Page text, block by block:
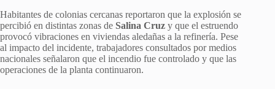
Habitantes de colonias cercanas reportaron que la explosión se
percibió en distintas zonas de Salina Cruz y que el estruendo
provocó vibraciones en viviendas aledañas a la refinería. Pese
al impacto del incidente, trabajadores consultados por medios
nacionales señalaron que el incendio fue controlado y que las
operaciones de la planta continuaron.